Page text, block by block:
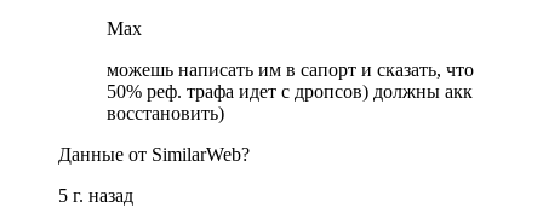
Max
можешь написать им в сапорт и сказать, что
50% реф. трафа идет с дропсов) должны акк
восстановить)
Данные от SimilarWeb?
5 г. назад